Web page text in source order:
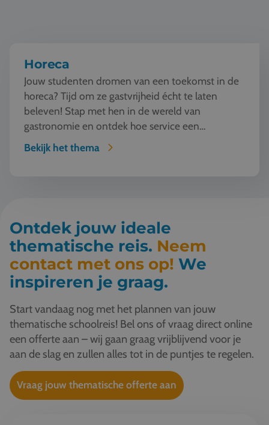
Horeca
Jouw studenten dromen van een toekomst in de
horeca? Tijd om ze gastvrijheid écht te laten
beleven! Stap met hen in de wereld van
gastronomie en ontdek hoe service een
kunstvorm wordt. Van w...
Bekijk het thema
Ontdek jouw ideale
thematische reis. Neem
contact met ons op! We
inspireren je graag.
Start vandaag nog met het plannen van jouw
thematische schoolreis! Bel ons of vraag direct online
een offerte aan – wij gaan graag vrijblijvend voor je
aan de slag en zullen alles tot in de puntjes te regelen.
Vraag jouw thematische offerte aan